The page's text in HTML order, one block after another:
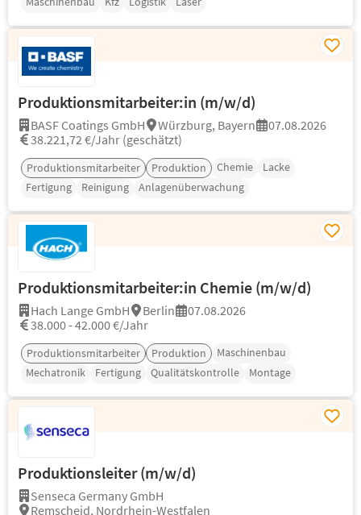
Produktionsmitarbeiter:in (m/w/d)
BASF Coatings GmbH Würzburg, Bayern
07.08.2026
38.221,72 €/Jahr (geschätzt)
Produktionsmitarbeiter Produktion Chemie
Lacke
Fertigung
Reinigung Anlagenüberwachung
Produktionsmitarbeiter:in Chemie (m/w/d)
Hach Lange GmbH Berlin
07.08.2026
38.000 - 42.000 €/Jahr
Produktionsmitarbeiter Produktion
Maschinenbau
Mechatronik
Fertigung Qualitätskontrolle Montage
Produktionsleiter (m/w/d)
Senseca Germany GmbH
Remscheid, Nordrhein-Westfalen